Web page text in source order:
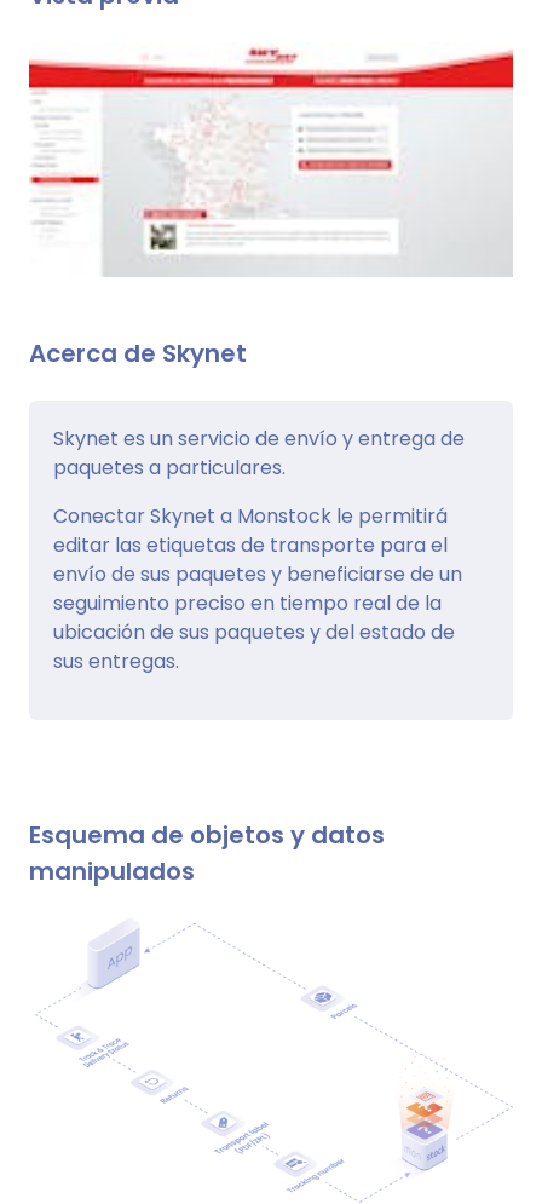
Acerca de Skynet
Skynet es un servicio de envío y entrega de
paquetes a particulares.
Conectar Skynet a Monstock le permitirá
editar las etiquetas de transporte para el
envío de sus paquetes y beneficiarse de un
seguimiento preciso en tiempo real de la
ubicación de sus paquetes y del estado de
sus entregas.
Esquema de objetos y datos
manipulados